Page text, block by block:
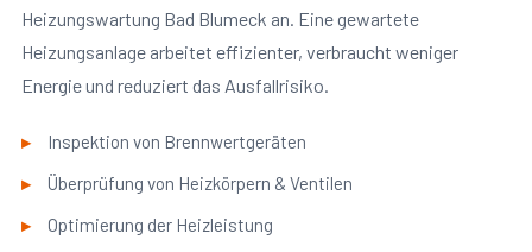
Heizungswartung Bad Blumeck an. Eine gewartete
Heizungsanlage arbeitet effizienter, verbraucht weniger
Energie und reduziert das Ausfallrisiko.
Inspektion von Brennwertgeräten
Überprüfung von Heizkörpern & Ventilen
Optimierung der Heizleistung